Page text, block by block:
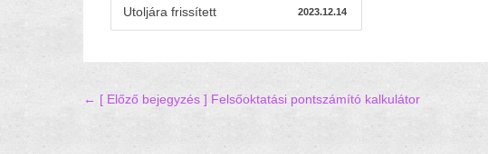
Utoljára frissített 2023.12.14
Hozzászólás navigáció
← [ Előző bejegyzés ] Felsőoktatási pontszámító kalkulátor